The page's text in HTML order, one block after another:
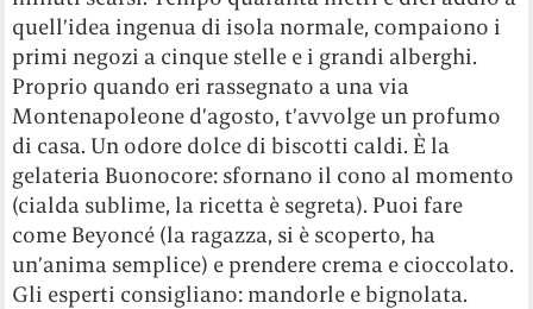
quell’idea ingenua di isola normale, compaiono i
primi negozi a cinque stelle e i grandi alberghi.
Proprio quando eri rassegnato a una via
Montenapoleone d’agosto, t’avvolge un profumo
di casa. Un odore dolce di biscotti caldi. È la
gelateria Buonocore: sfornano il cono al momento
(cialda sublime, la ricetta è segreta). Puoi fare
come Beyoncé (la ragazza, si è scoperto, ha
un’anima semplice) e prendere crema e cioccolato.
Gli esperti consigliano: mandorle e bignolata.